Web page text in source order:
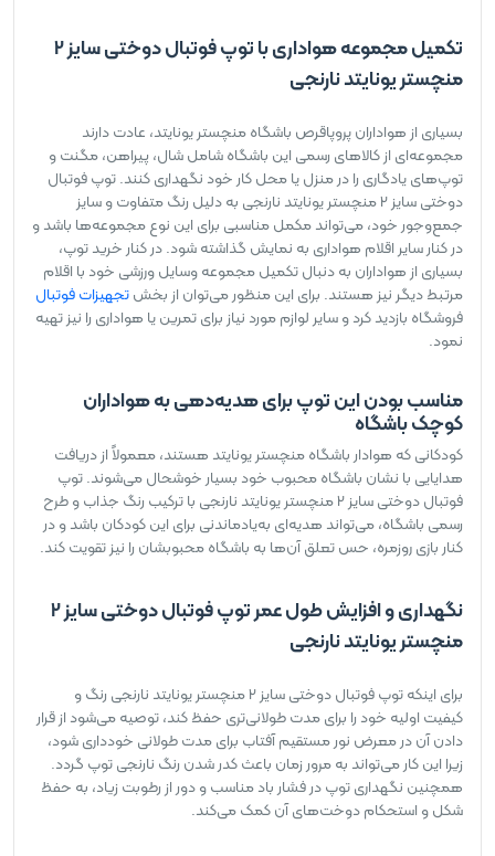
تکمیل مجموعه هواداری با توپ فوتبال دوختی سایز 2
منچستر یونایتد نارنجی
بسیاری از هواداران پروپاقرص باشگاه منچستر یونایتد، عادت دارند
مجموعه‌ای از کالاهای رسمی این باشگاه شامل شال، پیراهن، مگنت و
توپ‌های یادگاری را در منزل یا محل کار خود نگهداری کنند. توپ فوتبال
دوختی سایز 2 منچستر یونایتد نارنجی به دلیل رنگ متفاوت و سایز
جمع‌وجور خود، می‌تواند مکمل مناسبی برای این نوع مجموعه‌ها باشد و
در کنار سایر اقلام هواداری به نمایش گذاشته شود. در کنار خرید توپ،
بسیاری از هواداران به دنبال تکمیل مجموعه وسایل ورزشی خود با اقلام
مرتبط دیگر نیز هستند. برای این منظور می‌توان از بخشتجهیزات فوتبال
فروشگاه بازدید کرد و سایر لوازم مورد نیاز برای تمرین یا هواداری را نیز تهیه
نمود.
مناسب بودن این توپ برای هدیه‌دهی به هواداران
کوچک باشگاه
کودکانی که هوادار باشگاه منچستر یونایتد هستند، معمولاً از دریافت
هدایایی با نشان باشگاه محبوب خود بسیار خوشحال می‌شوند. توپ
فوتبال دوختی سایز 2 منچستر یونایتد نارنجی با ترکیب رنگ جذاب و طرح
رسمی باشگاه، می‌تواند هدیه‌ای به‌یادماندنی برای این کودکان باشد و در
کنار بازی روزمره، حس تعلق آن‌ها به باشگاه محبوبشان را نیز تقویت کند.
نگهداری و افزایش طول عمر توپ فوتبال دوختی سایز 2
منچستر یونایتد نارنجی
برای اینکه توپ فوتبال دوختی سایز 2 منچستر یونایتد نارنجی رنگ و
کیفیت اولیه خود را برای مدت طولانی‌تری حفظ کند، توصیه می‌شود از قرار
دادن آن در معرض نور مستقیم آفتاب برای مدت طولانی خودداری شود،
زیرا این کار می‌تواند به مرور زمان باعث کدر شدن رنگ نارنجی توپ گردد.
همچنین نگهداری توپ در فشار باد مناسب و دور از رطوبت زیاد، به حفظ
شکل و استحکام دوخت‌های آن کمک می‌کند.